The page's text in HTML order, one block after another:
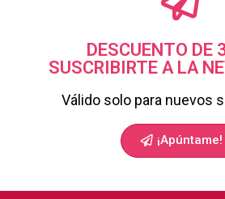
DESCUENTO DE
SUSCRIBIRTE A LA
Válido solo para nuevos
¡Apúntame!